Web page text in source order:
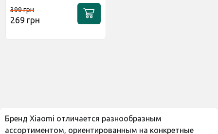
399 грн
269 грн
Бренд Xiaomi отличается разнообразным
ассортиментом, ориентированным на конкретные